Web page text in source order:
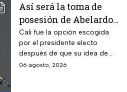
Así será la toma de
posesión de Abelardo
de la Espriella en Cali,
Colombia: fecha, hora
y dónde ver
Cali fue la opción escogida
por el presidente electo
después de que su idea de
hacerlo en una guarnición
06 agosto, 2026